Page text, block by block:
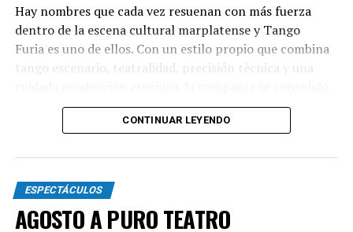
Hay nombres que cada vez resuenan con más fuerza
dentro de la escena cultural marplatense y Tango
Furia es uno de ellos. Con un estilo propio que combina
tango escenario, teatralidad, precisión técnica y una
como uno de los grandes referentes del género en el
La propuesta recorre diferentes universos, desde los
clásicos hasta versiones contemporáneas y electrónicas.
A través de cuadros grupales, dúos y escenas teatrales,
el espectáculo transita distintas emociones: el amor, la
CONTINUAR LEYENDO
ESPECTÁCULOS
AGOSTO A PURO TEATRO